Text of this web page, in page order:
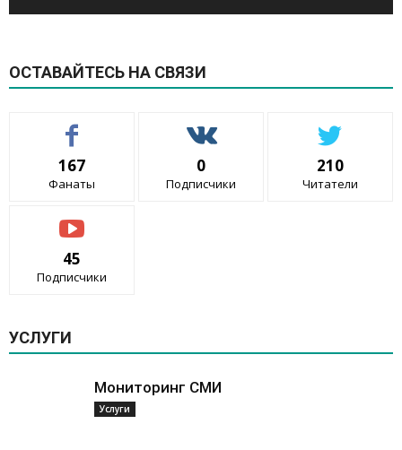
ОСТАВАЙТЕСЬ НА СВЯЗИ
167
Фанаты
0
Подписчики
210
Читатели
45
Подписчики
УСЛУГИ
Мониторинг СМИ
Услуги